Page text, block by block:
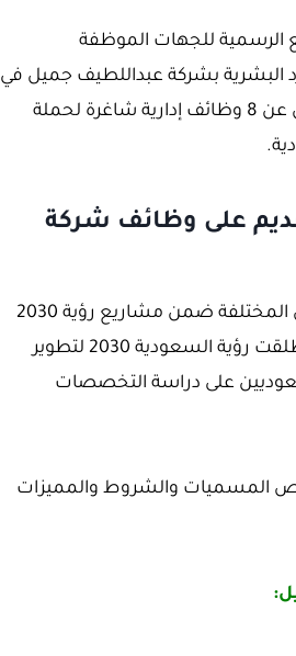
الرسمية للجهات الموظفة
البشرية بشركة عبداللطيف جميل في
المملكة العربية السعودية حسب ما تم ذكره في بداية الإعلان عن 8 وظائف إدارية شاغرة لحملة
على وظائف شركة
ويتوفر في المملكة العربية السعودية الكثير من فرص العمل المختلفة ضمن مشاريع رؤية 2030
ومن بينها إعلان شركة عبداللطيف جميل، وكما هو معلوم أطلقت رؤية السعودية 2030 لتطوير
على دراسة التخصصات
المسميات والشروط والمميزات